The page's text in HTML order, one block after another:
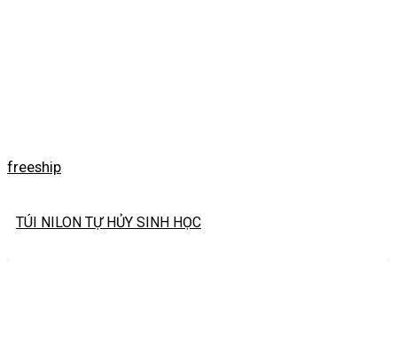
freeship
TÚI NILON TỰ HỦY SINH HỌC